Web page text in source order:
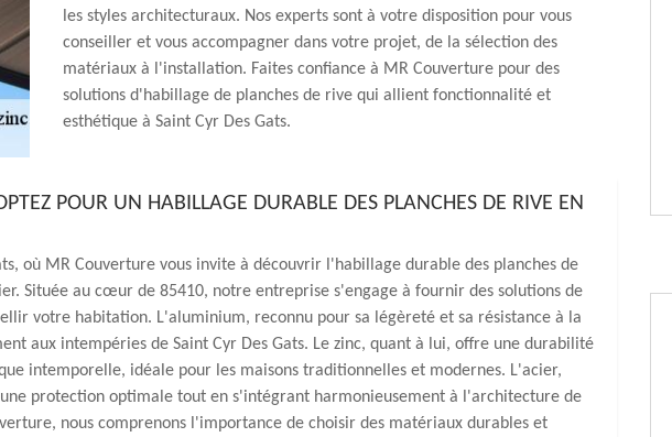
les styles architecturaux. Nos experts sont à votre disposition pour vous
conseiller et vous accompagner dans votre projet, de la sélection des
matériaux à l'installation. Faites confiance à MR Couverture pour des
solutions d'habillage de planches de rive qui allient fonctionnalité et
esthétique à Saint Cyr Des Gats.
POUR UN HABILLAGE DURABLE DES PLANCHES DE RIVE EN
où MR Couverture vous invite à découvrir l'habillage durable des planches de
Située au cœur de 85410, notre entreprise s'engage à fournir des solutions de
votre habitation. L'aluminium, reconnu pour sa légèreté et sa résistance à la
aux intempéries de Saint Cyr Des Gats. Le zinc, quant à lui, offre une durabilité
intemporelle, idéale pour les maisons traditionnelles et modernes. L'acier,
protection optimale tout en s'intégrant harmonieusement à l'architecture de
nous comprenons l'importance de choisir des matériaux durables et